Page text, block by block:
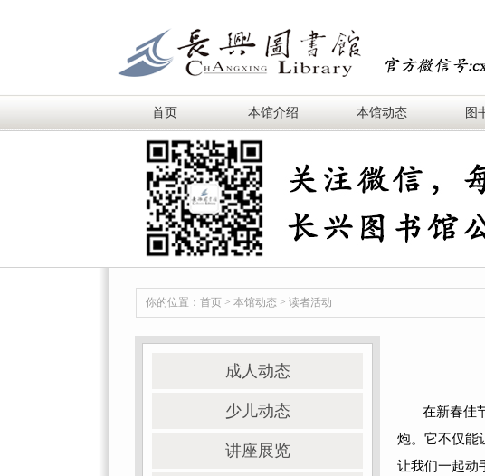
首页 本馆介绍 本馆动态 图
你的位置： 首页 > 本馆动态 > 读者活动
成人动态
少儿动态
讲座展览
在新春佳
炮。它不仅能
让我们一起动